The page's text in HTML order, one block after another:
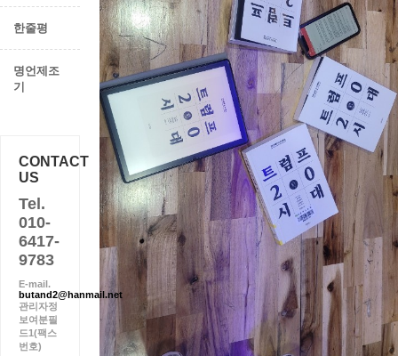
한줄평
명언제조
기
CONTACT
US
Tel.
010-
6417-
9783
E-mail.
butand2@hanmail.net
관리자정
보여분필
드1(팩스
번호)